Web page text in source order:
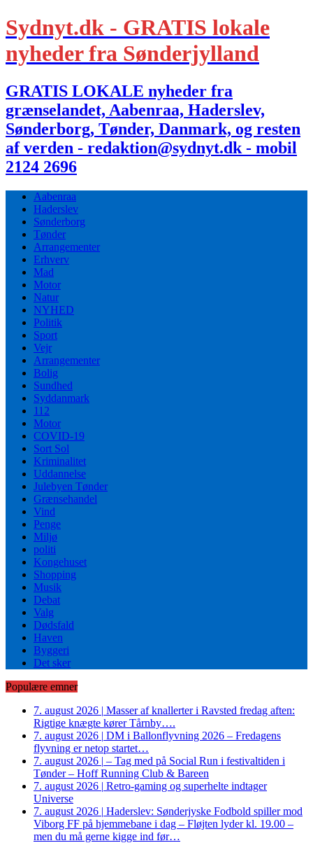
Sydnyt.dk - GRATIS lokale
nyheder fra Sønderjylland
GRATIS LOKALE nyheder fra
grænselandet, Aabenraa, Haderslev,
Sønderborg, Tønder, Danmark, og resten
af verden - redaktion@sydnyt.dk - mobil
2124 2696
Aabenraa
Haderslev
Sønderborg
Tønder
Arrangementer
Erhverv
Mad
Motor
Natur
NYHED
Politik
Sport
Vejr
Arrangementer
Bolig
Sundhed
Syddanmark
112
Motor
COVID-19
Sort Sol
Kriminalitet
Uddannelse
Julebyen Tønder
Grænsehandel
Vind
Penge
Miljø
politi
Kongehuset
Shopping
Musik
Debat
Valg
Dødsfald
Haven
Byggeri
Det sker
Populære emner
7. august 2026 | Masser af knallerter i Ravsted fredag aften:
Rigtige knægte kører Tårnby….
7. august 2026 | DM i Ballonflyvning 2026 – Fredagens
flyvning er netop startet…
7. august 2026 | – Tag med på Social Run i festivaltiden i
Tønder – Hoff Running Club & Bareen
7. august 2026 | Retro-gaming og superhelte indtager
Universe
7. august 2026 | Haderslev: Sønderjyske Fodbold spiller mod
Viborg FF på hjemmebane i dag – Fløjten lyder kl. 19.00 –
men du må gerne kigge ind før…